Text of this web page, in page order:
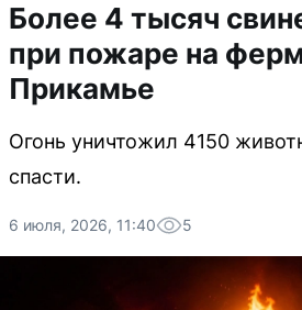
Более 4 тысяч
при пожаре на
Прикамье
Огонь уничтожил 4150
спасти.
6 июля, 2026, 11:40 5